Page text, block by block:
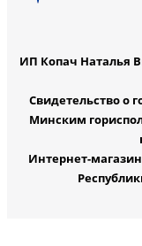
ИП Копач Наталья
Свидетельство о
Минским
Интернет-